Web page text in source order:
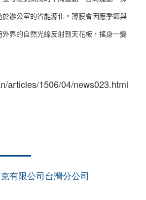
辦公室的省能源化。薄膜會因應季節與
界的自然光線反射到天花板，搖身一變
articles/1506/04/news023.html
有限公司台灣分公司